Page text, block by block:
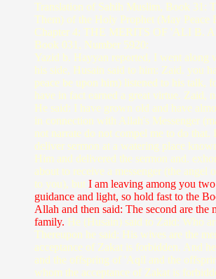
Translation of Sahih Muslim, Book 31:
Them) of the Holy Prophet (May
Chapter 4: THE MERITS OF 'ALI
Book 031, Number 5920:
Yazid b. Hayyan reported, I went along
his side, Husain said to him: Zaid. you
peace be upon him) listened to his talk,
have in fact earned a great virtue. Zaid,
He said: I have grown old and have
in connection with Allah's Messenger
not narrate do not compel me to do
deliver sermon at a watering place
Him and delivered the sermon and.
about to receive a messenger (the
to you), but I am leaving among you
guidance and light, so hold fast to the
Allah and then said: The second are
family. He (Husain) said to Zaid: Who
Thereupon he said: His wives are the
acceptance of Zakat is forbidden. And
and the offspring of 'Aqil and the
whom the acceptance of Zakat is